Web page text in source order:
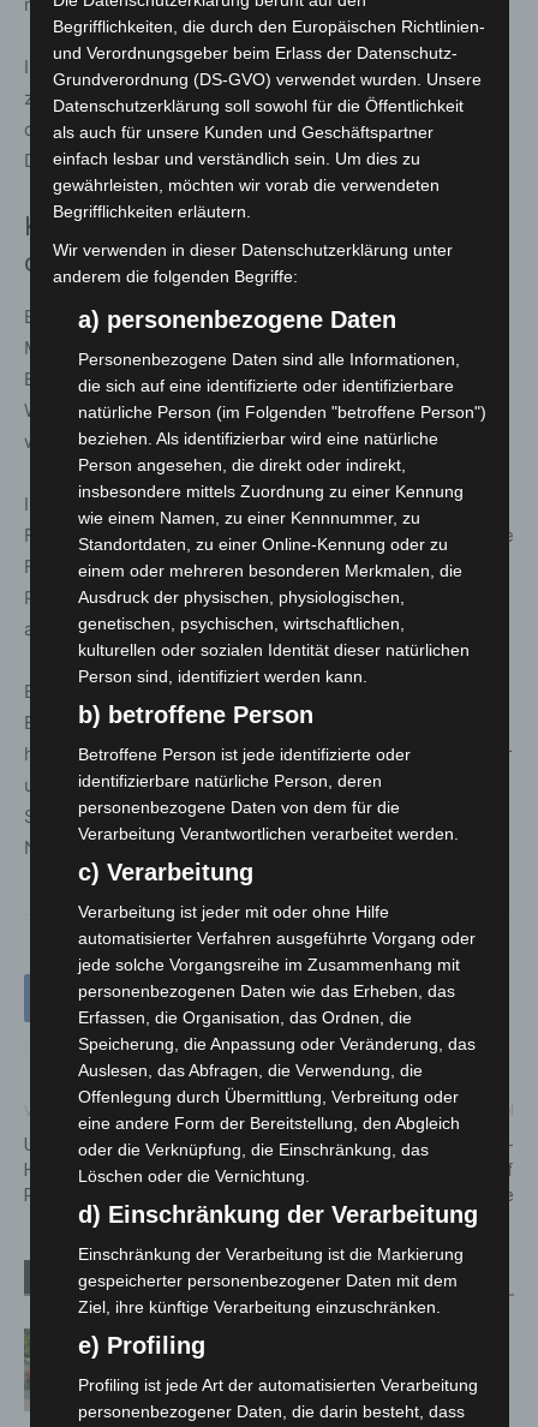
Im weiteren Verlauf wurde der betroffene Dachbereich
zusätzlich mit Schaum geflutet. Anschließend belüfteten
die Einsatzkräfte die Gebäude und kontrollierten das
Dach mit Wärmebildkameras auf verbliebene Glutnester.
Keine Verletzten – Unterbringung
organisiert
Bei dem Einsatz wurde niemand verletzt. Eine
Menschenrettung war nicht erforderlich. Ein Teil der
Bewohner konnte nach Abschluss der Maßnahmen in die
Wohnungen zurückkehren. Für weitere Betroffene
wurden Unterbringungsmöglichkeiten organisiert.
Insgesamt waren 52 Einsatzkräfte mit 17 Fahrzeugen von
Feuerwehr, Rettungsdienst und Polizei im Einsatz. Für die
Feuerwehr endete der Einsatz gegen 22:00 Uhr. Die
Polizei hat Ermittlungen zur Brandursache
aufgenommen.
Brände in innenliegenden und schwer zugänglichen
Bereichen gelten als besonders einsatzintensiv, da sie
häufig erst spät lokalisiert werden können. Für Anwohner
und Gewerbetreibende bedeuten solche Lagen nicht nur
Sachschäden, sondern oft auch vorübergehende
Nutzungseinschränkungen.
Vorheriger Artikel
Unfall auf der A7 bei
Hildesheim legt Verkehr
Richtung Hannover lahm
Nächster Artikel
Sandskulptur vor LaGa-
Gelände zeigt Bad Nenndorf
als detailreiche Skyline
Verwandte Artikel Mehr vom Autor
Region Hannover: 21 neue
Kreuz
Begrifflichkeiten, die durch den Europäischen Richtlinien-
und Verordnungsgeber beim Erlass der Datenschutz-
Grundverordnung (DS-GVO) verwendet wurden. Unsere
Datenschutzerklärung soll sowohl für die Öffentlichkeit
als auch für unsere Kunden und Geschäftspartner
einfach lesbar und verständlich sein. Um dies zu
gewährleisten, möchten wir vorab die verwendeten
Begrifflichkeiten erläutern.
Wir verwenden in dieser Datenschutzerklärung unter
anderem die folgenden Begriffe:
a) personenbezogene Daten
Personenbezogene Daten sind alle Informationen,
die sich auf eine identifizierte oder identifizierbare
natürliche Person (im Folgenden "betroffene Person")
beziehen. Als identifizierbar wird eine natürliche
Person angesehen, die direkt oder indirekt,
insbesondere mittels Zuordnung zu einer Kennung
wie einem Namen, zu einer Kennnummer, zu
Standortdaten, zu einer Online-Kennung oder zu
einem oder mehreren besonderen Merkmalen, die
Ausdruck der physischen, physiologischen,
genetischen, psychischen, wirtschaftlichen,
kulturellen oder sozialen Identität dieser natürlichen
Person sind, identifiziert werden kann.
b) betroffene Person
Betroffene Person ist jede identifizierte oder
identifizierbare natürliche Person, deren
personenbezogene Daten von dem für die
Verarbeitung Verantwortlichen verarbeitet werden.
c) Verarbeitung
Verarbeitung ist jeder mit oder ohne Hilfe
automatisierter Verfahren ausgeführte Vorgang oder
jede solche Vorgangsreihe im Zusammenhang mit
personenbezogenen Daten wie das Erheben, das
Erfassen, die Organisation, das Ordnen, die
Speicherung, die Anpassung oder Veränderung, das
Auslesen, das Abfragen, die Verwendung, die
Offenlegung durch Übermittlung, Verbreitung oder
eine andere Form der Bereitstellung, den Abgleich
oder die Verknüpfung, die Einschränkung, das
Löschen oder die Vernichtung.
d) Einschränkung der Verarbeitung
Einschränkung der Verarbeitung ist die Markierung
gespeicherter personenbezogener Daten mit dem
Ziel, ihre künftige Verarbeitung einzuschränken.
e) Profiling
Profiling ist jede Art der automatisierten Verarbeitung
personenbezogener Daten, die darin besteht, dass